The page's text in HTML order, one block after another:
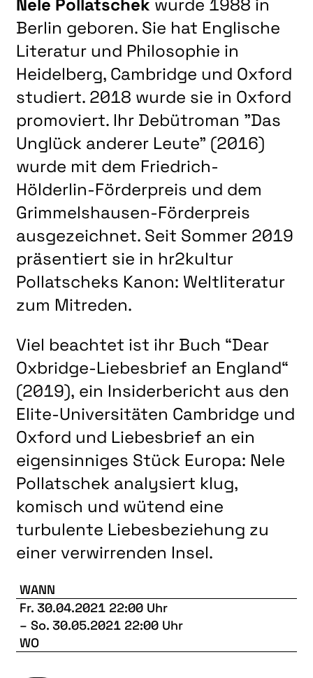
Nele Pollatschek wurde 1988 in
Berlin geboren. Sie hat Englische
Literatur und Philosophie in
Heidelberg, Cambridge und Oxford
studiert. 2018 wurde sie in Oxford
promoviert. Ihr Debütroman "Das
Unglück anderer Leute" (2016)
wurde mit dem Friedrich-
Hölderlin-Förderpreis und dem
Grimmelshausen-Förderpreis
ausgezeichnet. Seit Sommer 2019
präsentiert sie in hr2kultur
Pollatscheks Kanon: Weltliteratur
zum Mitreden.
Viel beachtet ist ihr Buch “Dear
Oxbridge-Liebesbrief an England“
(2019), ein Insiderbericht aus den
Elite-Universitäten Cambridge und
Oxford und Liebesbrief an ein
eigensinniges Stück Europa: Nele
Pollatschek analysiert klug,
komisch und wütend eine
turbulente Liebesbeziehung zu
einer verwirrenden Insel.
WANN
Fr. 30.04.2021 22:00 Uhr
– So. 30.05.2021 22:00 Uhr
WO